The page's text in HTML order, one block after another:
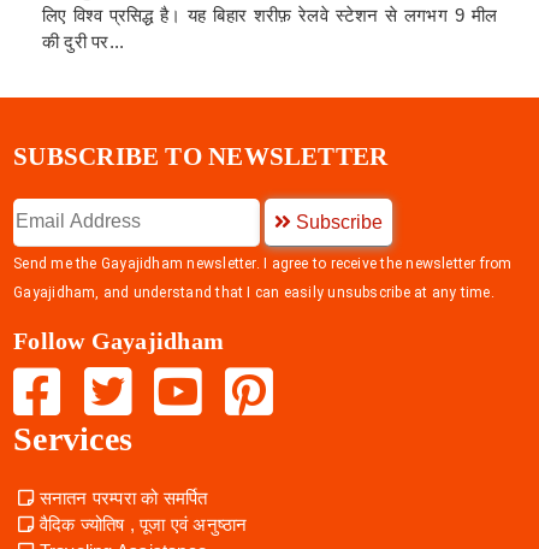
लिए विश्व प्रसिद्ध है। यह बिहार शरीफ़ रेलवे स्टेशन से लगभग 9 मील
की दुरी पर...
SUBSCRIBE TO NEWSLETTER
Subscribe
Send me the Gayajidham newsletter. I agree to receive the newsletter from
Gayajidham, and understand that I can easily unsubscribe at any time.
Follow Gayajidham
Services
सनातन परम्परा को समर्पित
वैदिक ज्योतिष , पूजा एवं अनुष्ठान